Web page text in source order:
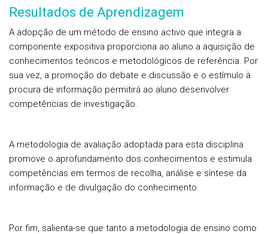
Resultados de Aprendizagem
A adopção de um método de ensino activo que integra a
componente expositiva proporciona ao aluno a aquisição de
conhecimentos teóricos e metodológicos de referência. Por
sua vez, a promoção do debate e discussão e o estímulo à
procura de informação permitirá ao aluno desenvolver
competências de investigação.
A metodologia de avaliação adoptada para esta disciplina
promove o aprofundamento dos conhecimentos e estimula
competências em termos de recolha, análise e síntese da
informação e de divulgação do conhecimento.
Por fim, salienta-se que tanto a metodologia de ensino como